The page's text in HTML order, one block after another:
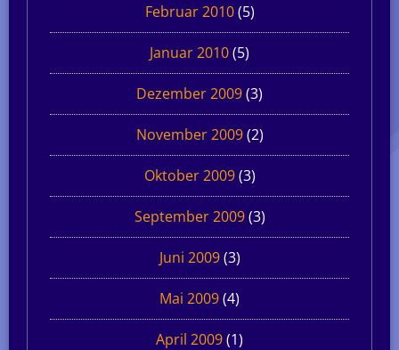
Februar 2010(5)
Januar 2010(5)
Dezember 2009(3)
November 2009(2)
Oktober 2009(3)
September 2009(3)
Juni 2009(3)
Mai 2009(4)
April 2009(1)